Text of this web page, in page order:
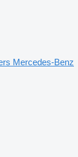
Mercedes-Benz